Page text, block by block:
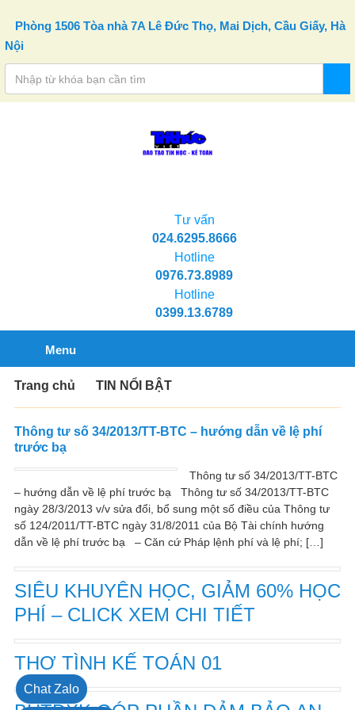
Phòng 1506 Tòa nhà 7A Lê Đức Thọ, Mai Dịch, Cầu Giấy, Hà
Nội
Tư vấn
024.6295.8666
Hotline
0976.73.8989
Hotline
0399.13.6789
Menu
Trang chủ TIN NỔI BẬT
Thông tư số 34/2013/TT-BTC – hướng dẫn về lệ phí
trước bạ
Thông tư số 34/2013/TT-BTC
– hướng dẫn về lệ phí trước bạ Thông tư số 34/2013/TT-BTC
ngày 28/3/2013 v/v sửa đổi, bổ sung một số điều của Thông tư
số 124/2011/TT-BTC ngày 31/8/2011 của Bộ Tài chính hướng
dẫn về lệ phí trước bạ – Căn cứ Pháp lệnh phí và lệ phí; […]
SIÊU KHUYÊN HỌC, GIẢM 60% HỌC
PHÍ – CLICK XEM CHI TIẾT
THƠ TÌNH KẾ TOÁN 01
Chat Zalo